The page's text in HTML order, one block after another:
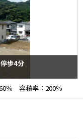
歩4分
％ 容積率：200％